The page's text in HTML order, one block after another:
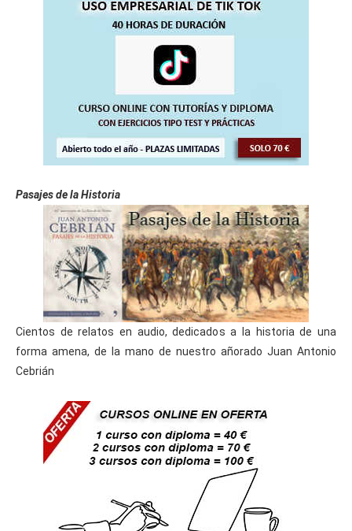
Pasajes de la Historia
Cientos de relatos en audio, dedicados a la historia de una
forma amena, de la mano de nuestro añorado Juan Antonio
Cebrián